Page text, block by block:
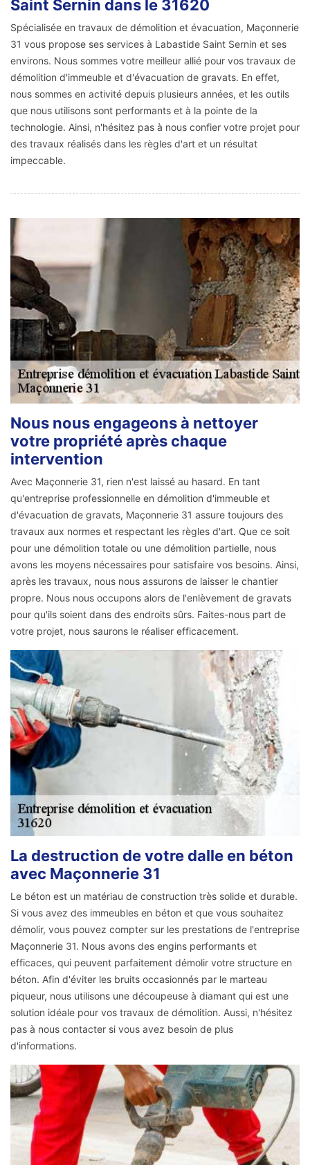
Saint Sernin dans le 31620
Spécialisée en travaux de démolition et évacuation, Maçonnerie
31 vous propose ses services à Labastide Saint Sernin et ses
environs. Nous sommes votre meilleur allié pour vos travaux de
démolition d'immeuble et d'évacuation de gravats. En effet,
nous sommes en activité depuis plusieurs années, et les outils
que nous utilisons sont performants et à la pointe de la
technologie. Ainsi, n'hésitez pas à nous confier votre projet pour
des travaux réalisés dans les règles d'art et un résultat
impeccable.
Nous nous engageons à nettoyer
votre propriété après chaque
intervention
Avec Maçonnerie 31, rien n'est laissé au hasard. En tant
qu'entreprise professionnelle en démolition d'immeuble et
d'évacuation de gravats, Maçonnerie 31 assure toujours des
travaux aux normes et respectant les règles d'art. Que ce soit
pour une démolition totale ou une démolition partielle, nous
avons les moyens nécessaires pour satisfaire vos besoins. Ainsi,
après les travaux, nous nous assurons de laisser le chantier
propre. Nous nous occupons alors de l'enlèvement de gravats
pour qu'ils soient dans des endroits sûrs. Faites-nous part de
votre projet, nous saurons le réaliser efficacement.
La destruction de votre dalle en béton
avec Maçonnerie 31
Le béton est un matériau de construction très solide et durable.
Si vous avez des immeubles en béton et que vous souhaitez
démolir, vous pouvez compter sur les prestations de l'entreprise
Maçonnerie 31. Nous avons des engins performants et
efficaces, qui peuvent parfaitement démolir votre structure en
béton. Afin d'éviter les bruits occasionnés par le marteau
piqueur, nous utilisons une découpeuse à diamant qui est une
solution idéale pour vos travaux de démolition. Aussi, n'hésitez
pas à nous contacter si vous avez besoin de plus
d'informations.